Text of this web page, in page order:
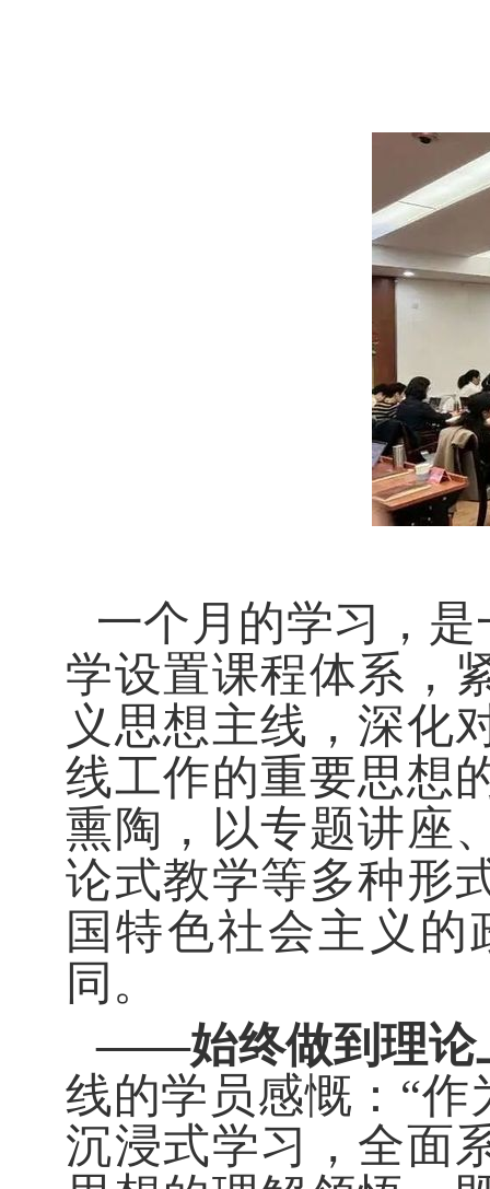
一个月的学习，
学设置课程体系，
义思想主线，深化
线工作的重要思想
熏陶，以专题讲座
论式教学等多种形
国特色社会主义
同。
——始终做到理论
线的学员感慨：“
沉浸式学习，全面